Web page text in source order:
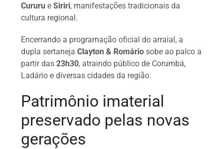
Cururu eSiriri, manifestações tradicionais da
cultura regional.
Encerrando a programação oficial do arraial, a
dupla sertanejaClayton & Romário sobe ao palco a
partir das23h30, atraindo público de Corumbá,
Ladário e diversas cidades da região.
Patrimônio imaterial
preservado pelas novas
gerações